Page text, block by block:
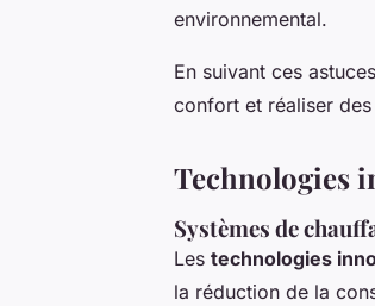
environnemental.
En suivant ces
confort et réaliser
Technologies
Systèmes de
Les technologies
la réduction de la